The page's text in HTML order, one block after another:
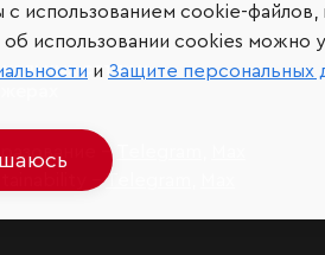
сетях и
–
–Telegram
с использованием cookie-
использовании cookies можно
и Защите персональных